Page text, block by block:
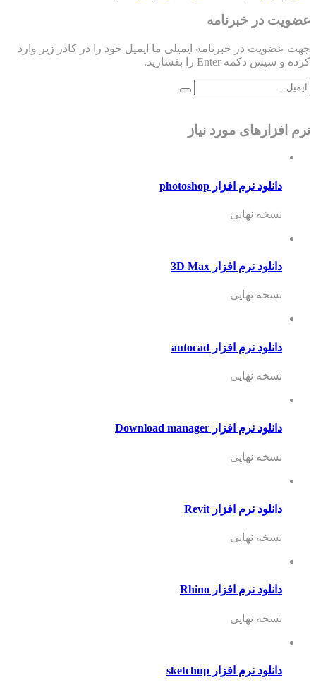
عضویت در خبرنامه
جهت عضویت در خبرنامه ایمیلی ما ایمیل خود را در کادر زیر وارد
کرده و سپس دکمه Enter را بفشارید.
نرم افزارهای مورد نیاز
دانلود نرم افزار photoshop
نسخه نهایی
دانلود نرم افزار 3D Max
نسخه نهایی
دانلود نرم افزار autocad
نسخه نهایی
دانلود نرم افزار Download manager
نسخه نهایی
دانلود نرم افزار Revit
نسخه نهایی
دانلود نرم افزار Rhino
نسخه نهایی
دانلود نرم افزار sketchup